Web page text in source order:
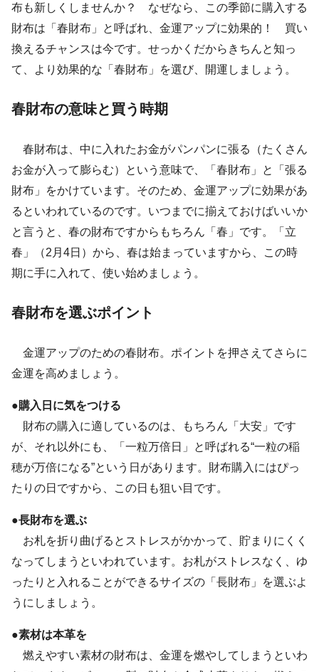
布も新しくしませんか？ なぜなら、この季節に購入する
財布は「春財布」と呼ばれ、金運アップに効果的！ 買い
換えるチャンスは今です。せっかくだからきちんと知っ
て、より効果的な「春財布」を選び、開運しましょう。
春財布の意味と買う時期
春財布は、中に入れたお金がパンパンに張る（たくさん
お金が入って膨らむ）という意味で、「春財布」と「張る
財布」をかけています。そのため、金運アップに効果があ
るといわれているのです。いつまでに揃えておけばいいか
と言うと、春の財布ですからもちろん「春」です。「立
春」（2月4日）から、春は始まっていますから、この時
期に手に入れて、使い始めましょう。
春財布を選ぶポイント
金運アップのための春財布。ポイントを押さえてさらに
金運を高めましょう。
●購入日に気をつける
財布の購入に適しているのは、もちろん「大安」です
が、それ以外にも、「一粒万倍日」と呼ばれる“一粒の稲
穂が万倍になる”という日があります。財布購入にはぴっ
たりの日ですから、この日も狙い目です。
●長財布を選ぶ
お札を折り曲げるとストレスがかかって、貯まりにくく
なってしまうといわれています。お札がストレスなく、ゆ
ったりと入れることができるサイズの「長財布」を選ぶよ
うにしましょう。
●素材は本革を
燃えやすい素材の財布は、金運を燃やしてしまうといわ